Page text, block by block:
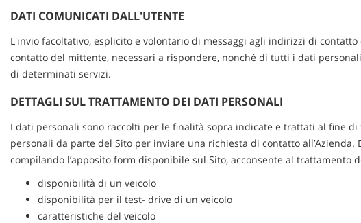
DICONO DI NOI
AZIENDA E CONTATTI
NEWS
AREA COMMERCIANTI
DATI COMUNICATI DALL'UTENTE
L'invio facoltativo, esplicito e volontario di messaggi agli indirizzi di
contatto del mittente, necessari a rispondere, nonché di tutti i dati
di determinati servizi.
DETTAGLI SUL TRATTAMENTO DEI DATI PERSONALI
I dati personali sono raccolti per le finalità sopra indicate e trattati al fine
personali da parte del Sito per inviare una richiesta di contatto
compilando l’apposito form disponibile sul Sito, acconsente al
disponibilità di un veicolo
disponibilità per il test- drive di un veicolo
caratteristiche del veicolo
seguito
descritte.
Per
ottenere
maggiori
informazioni
e
sul
funzionamento
di
questi
tracciamento